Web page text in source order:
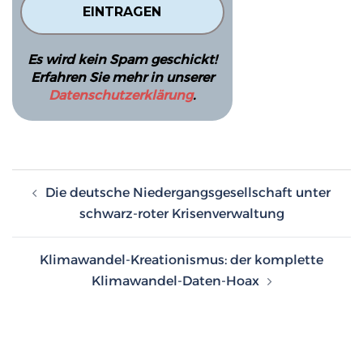
Es wird kein Spam geschickt!
Erfahren Sie mehr in unserer
Datenschutzerklärung.
Die deutsche Niedergangsgesellschaft unter
schwarz-roter Krisenverwaltung
Klimawandel-Kreationismus: der komplette
Klimawandel-Daten-Hoax